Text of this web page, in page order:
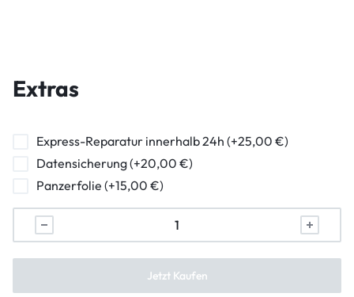
Powerbutton Reparatur
Ladebuchse Raparatur
Kopfhörerbuchse Reparatur
Lautsprecher Reparatur
Extras
Express-Reparatur innerhalb 24h (+25,00 €)
Datensicherung (+20,00 €)
Panzerfolie (+15,00 €)
Jetzt Kaufen